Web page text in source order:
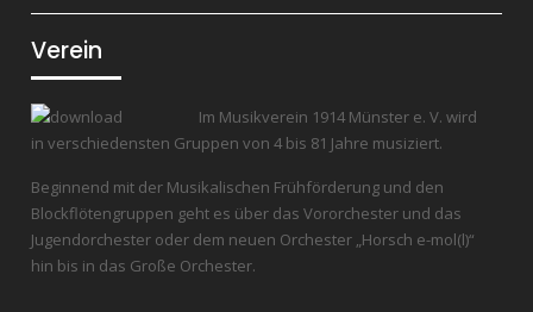
Verein
Im Musikverein 1914 Münster e. V. wird
in verschiedensten Gruppen von 4 bis 81 Jahre musiziert.
Beginnend mit der Musikalischen Frühförderung und den
Blockflötengruppen geht es über das Vororchester und das
Jugendorchester oder dem neuen Orchester „Horsch e-mol(l)“
hin bis in das Große Orchester.